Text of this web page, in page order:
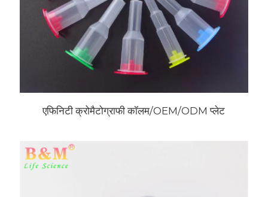
एफिनिटी क्रोमैटोग्राफी कॉलम/OEM/ODM प्लेट